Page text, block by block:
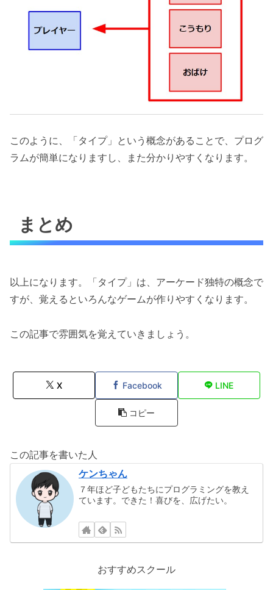
このように、「タイプ」という概念があることで、プログ
ラムが簡単になりますし、また分かりやすくなります。
まとめ
以上になります。「タイプ」は、アーケード独特の概念で
すが、覚えるといろんなゲームが作りやすくなります。
この記事で雰囲気を覚えていきましょう。
X Facebook LINE
コピー
この記事を書いた人
ケンちゃん
７年ほど子どもたちにプログラミングを教え
ています。できた！喜びを、広げたい。
おすすめスクール